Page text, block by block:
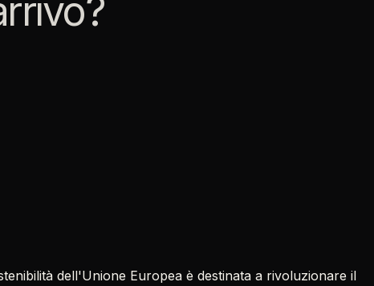
dell'Unione Europea è destinata a rivoluzionare il